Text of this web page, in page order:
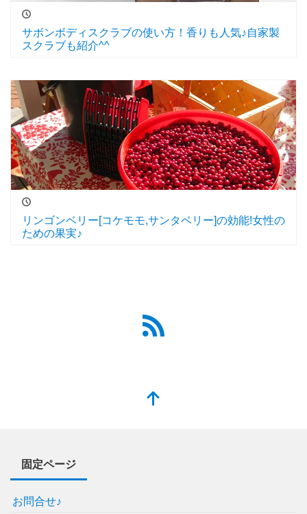
サボンボディスクラブの使い方！香りも人気♪自家製
スクラブも紹介^^
リンゴンベリー[コケモモ,サンタベリー]の効能!女性の
ための果実♪
固定ページ
お問合せ♪